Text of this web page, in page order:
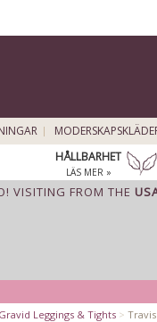
HÅLLBARHET
LÄS MER »
VISITING FROM THE
Gravid Leggings & Tights >